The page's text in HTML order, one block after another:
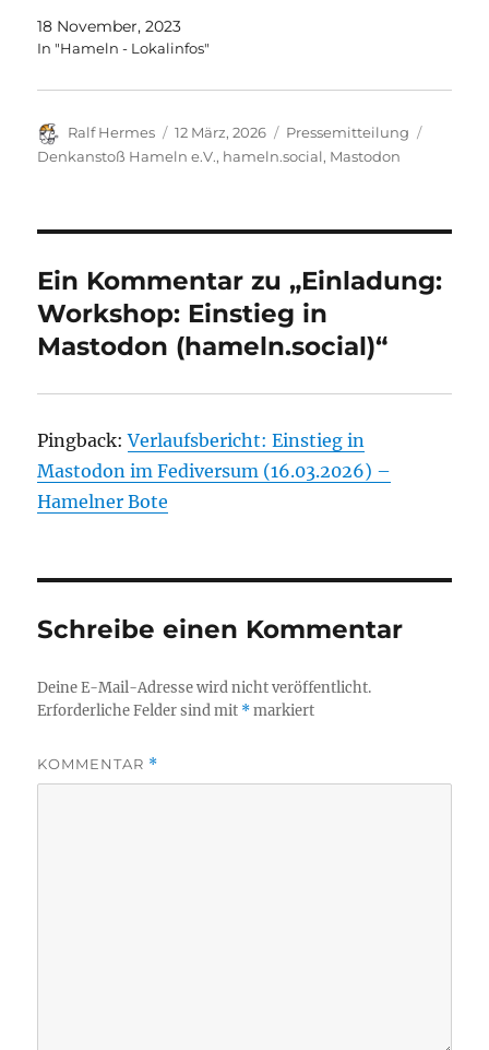
18 November, 2023
In "Hameln - Lokalinfos"
Autor
Ralf Hermes
Veröffentlicht
am
12 März, 2026 Kategorien
Pressemitteilung
Denkanstoß Hameln e.V., hameln.social, Mastodon
Ein Kommentar zu „Einladung:
Workshop: Einstieg in
Mastodon (hameln.social)“
Pingback:Verlaufsbericht: Einstieg in
Mastodon im Fediversum (16.03.2026) –
Hamelner Bote
Schreibe einen Kommentar
Deine E-Mail-Adresse wird nicht veröffentlicht.
Erforderliche Felder sind mit *markiert
KOMMENTAR *